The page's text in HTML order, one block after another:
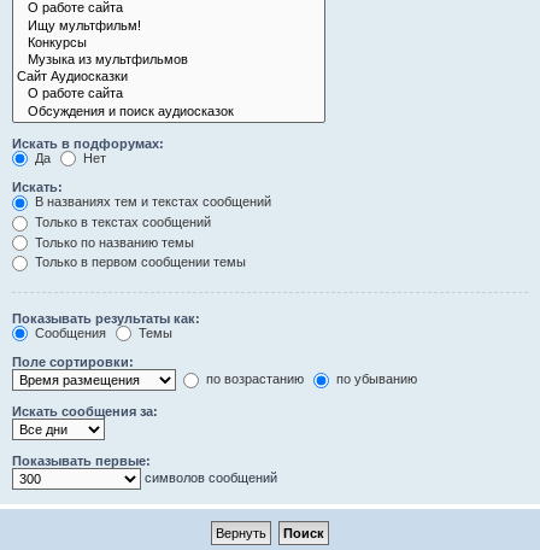
Искать в подфорумах:
Да
Нет
Искать:
В названиях тем и текстах сообщений
Только в текстах сообщений
Только по названию темы
Только в первом сообщении темы
Показывать результаты как:
Сообщения
Темы
Поле сортировки:
по возрастанию
по убыванию
Искать сообщения за:
Показывать первые:
символов сообщений